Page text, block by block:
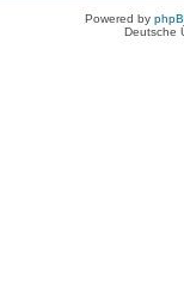
Powered by
Deutsche